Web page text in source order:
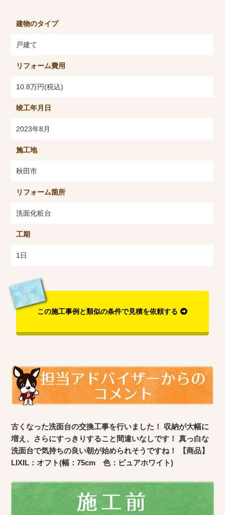
建物のタイプ
戸建て
リフォーム費用
10.8万円(税込)
竣工年月日
2023年8月
施工地
秋田市
リフォーム箇所
洗面化粧台
工期
1日
この施工事例と類似の条件で見積を依頼する
古くなった洗面台の交換工事を行いました！ 収納が大幅に
増え、さらにすっきりすること間違いなしです！ 真っ白な
洗面台で気持ちの良い朝が始められそうですね！ 【商品】
LIXIL：オフト(幅：75cm 色：ピュアホワイト)